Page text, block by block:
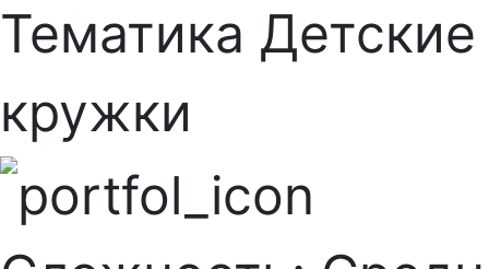
Тематика Детские
кружки